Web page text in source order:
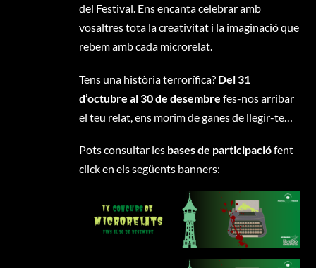
del Festival. Ens encanta celebrar amb
vosaltres tota la creativitat i la imaginació que
rebem amb cada microrelat.
Tens una història terrorífica? Del 31
d’octubre al 30 de desembre fes-nos arribar
el teu relat, ens morim de ganes de llegir-te…
Pots consultar les bases de participaciófent
click en els següents banners: